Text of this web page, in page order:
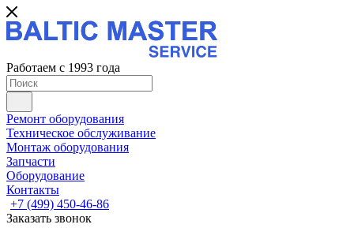
Работаем с 1993 года
Ремонт оборудования
Техническое обслуживание
Монтаж оборудования
Запчасти
Оборудование
Контакты
+7 (499) 450-46-86
Заказать звонок